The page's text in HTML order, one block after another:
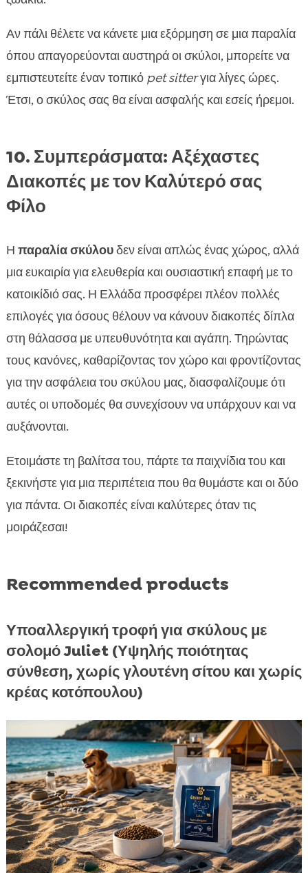
Αν πάλι θέλετε να κάνετε μια εξόρμηση σε μια παραλία
όπου απαγορεύονται αυστηρά οι σκύλοι, μπορείτε να
εμπιστευτείτε έναν τοπικό pet sitterγια λίγες ώρες.
Έτσι, ο σκύλος σας θα είναι ασφαλής και εσείς ήρεμοι.
10. Συμπεράσματα: Αξέχαστες
Διακοπές με τον Καλύτερό σας
Φίλο
Η παραλία σκύλουδεν είναι απλώς ένας χώρος, αλλά
μια ευκαιρία για ελευθερία και ουσιαστική επαφή με το
κατοικίδιό σας. Η Ελλάδα προσφέρει πλέον πολλές
επιλογές για όσους θέλουν να κάνουν διακοπές δίπλα
στη θάλασσα με υπευθυνότητα και αγάπη. Τηρώντας
τους κανόνες, καθαρίζοντας τον χώρο και φροντίζοντας
για την ασφάλεια του σκύλου μας, διασφαλίζουμε ότι
αυτές οι υποδομές θα συνεχίσουν να υπάρχουν και να
αυξάνονται.
Ετοιμάστε τη βαλίτσα του, πάρτε τα παιχνίδια του και
ξεκινήστε για μια περιπέτεια που θα θυμάστε και οι δύο
για πάντα. Οι διακοπές είναι καλύτερες όταν τις
μοιράζεσαι!
Recommended products
Υποαλλεργική τροφή για σκύλους με
σολομό Juliet (Υψηλής ποιότητας
σύνθεση, χωρίς γλουτένη σίτου και χωρίς
κρέας κοτόπουλου)